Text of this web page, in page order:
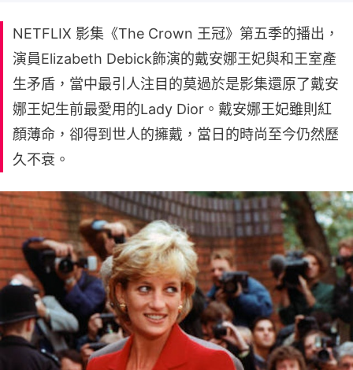
NETFLIX 影集《The Crown 王冠》第五季的播出，
演員Elizabeth Debick飾演的戴安娜王妃與和王室產
生矛盾，當中最引人注目的莫過於是影集還原了戴安
娜王妃生前最愛用的Lady Dior。戴安娜王妃雖則紅
顏薄命，卻得到世人的擁戴，當日的時尚至今仍然歷
久不衰。